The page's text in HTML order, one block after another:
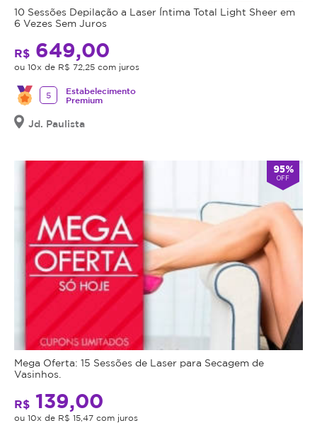
10 Sessões Depilação a Laser Íntima Total Light Sheer em
6 Vezes Sem Juros
R$ 649,00
ou 10x de R$ 72,25 com juros
5
Estabelecimento
Premium
Jd. Paulista
95%
OFF
Mega Oferta: 15 Sessões de Laser para Secagem de
Vasinhos.
R$ 139,00
ou 10x de R$ 15,47 com juros